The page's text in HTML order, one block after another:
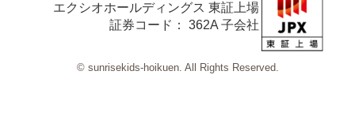
エクシオホールディングス 東証上場
証券コード： 362A 子会社
© sunrisekids-hoikuen. All Rights Reserved.